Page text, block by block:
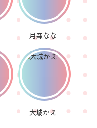
月森なな
大城かえ